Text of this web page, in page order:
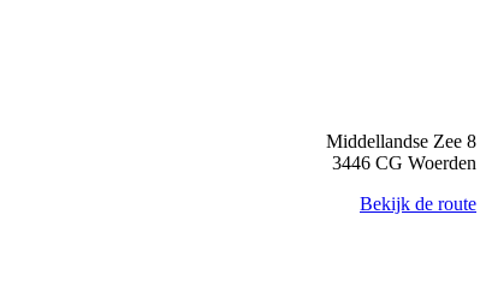
Middellandse Zee 8
3446 CG Woerden
Bekijk de route